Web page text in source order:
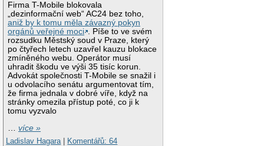
Firma T-Mobile blokovala
„dezinformační web“ AC24 bez toho,
aniž by k tomu měla závazný pokyn
orgánů veřejné moci . Píše to ve svém
rozsudku Městský soud v Praze, který
po čtyřech letech uzavřel kauzu blokace
zmíněného webu. Operátor musí
uhradit škodu ve výši 35 tisíc korun.
Advokát společnosti T-Mobile se snažil i
u odvolacího senátu argumentovat tím,
že firma jednala v dobré víře, když na
stránky omezila přístup poté, co ji k
tomu vyzvalo
…více »
Ladislav Hagara | Komentářů: 64